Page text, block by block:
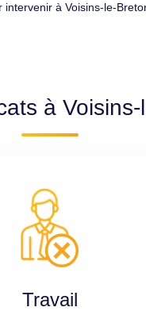
à Voisins-le-
à
Travail